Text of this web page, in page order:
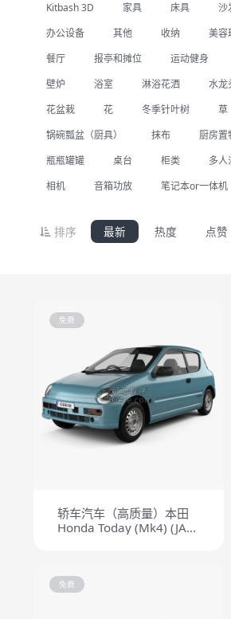
Kitbash 3D 家具 床具 沙
办公设备
其他 收纳 美容
餐厅
报亭和摊位 运动健身
壁炉
浴室 淋浴花洒 水龙
花盆栽
花 冬季针叶树 草
锅碗瓢盆（厨具）
抹布 厨房置
瓶瓶罐罐
桌台 柜类 多人
相机
音箱功放 笔记本or一体机
排序 最新 热度 点赞
免费
轿车汽车（高质量）本田
Honda Today (Mk4) (JA4)
免费